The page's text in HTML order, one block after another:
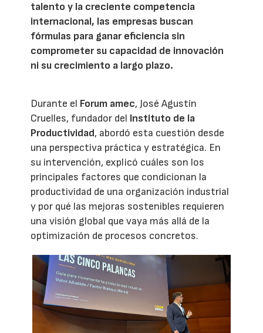
talento y la creciente competencia
internacional, las empresas buscan
fórmulas para ganar eficiencia sin
comprometer su capacidad de innovación
ni su crecimiento a largo plazo.
Durante el Forum amec, José Agustín
Cruelles, fundador del Instituto de la
Productividad, abordó esta cuestión desde
una perspectiva práctica y estratégica. En
su intervención, explicó cuáles son los
principales factores que condicionan la
productividad de una organización industrial
y por qué las mejoras sostenibles requieren
una visión global que vaya más allá de la
optimización de procesos concretos.